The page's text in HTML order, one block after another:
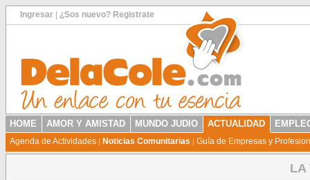
Ingresar ¿Sos nuevo? Registrate
HOME AMOR Y AMISTAD MUNDO JUDIO ACTUALIDAD
Agenda de Actividades | Noticias Comunitarias | Guía de Empresas y
LA